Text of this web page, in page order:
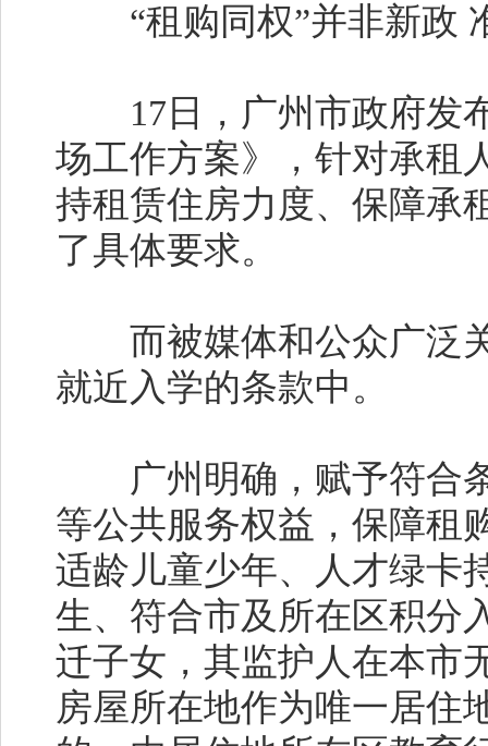
“租购同权”并非新政
17日，广州市政府发
场工作方案》，针对承租
持租赁住房力度、保障承
了具体要求。
而被媒体和公众广泛关
就近入学的条款中。
广州明确，赋予符合条
等公共服务权益，保障租
适龄儿童少年、人才绿卡
生、符合市及所在区积分
迁子女，其监护人在本市
房屋所在地作为唯一居住